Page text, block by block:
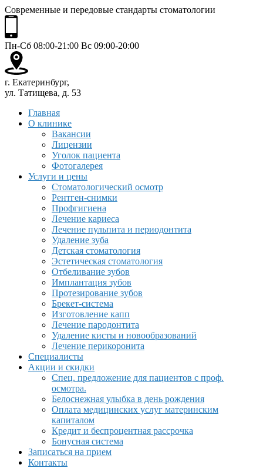
Современные и передовые стандарты стоматологии
Пн-Сб 08:00-21:00 Вс 09:00-20:00
г. Екатеринбург,
ул. Татищева, д. 53
Главная
О клинике
Вакансии
Лицензии
Уголок пациента
Фотогалерея
Услуги и цены
Стоматологический осмотр
Рентген-снимки
Профгигиена
Лечение кариеса
Лечение пульпита и периодонтита
Удаление зуба
Детская стоматология
Эстетическая стоматология
Отбеливание зубов
Имплантация зубов
Протезирование зубов
Брекет-система
Изготовление капп
Лечение пародонтита
Удаление кисты и новообразований
Лечение перикоронита
Специалисты
Акции и скидки
Спец. предложение для пациентов с проф.
осмотра.
Белоснежная улыбка в день рождения
Оплата медицинских услуг материнским
капиталом
Кредит и беспроцентная рассрочка
Бонусная система
Записаться на прием
Контакты